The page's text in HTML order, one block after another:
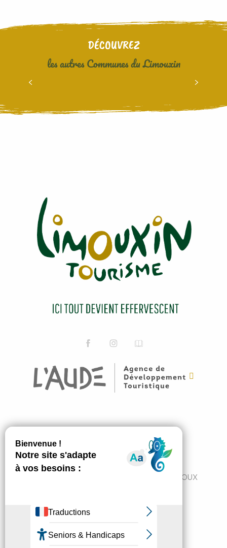
DÉCOUVREZ
les autres Communes du Limouxin
JE M'ABONNE
7 Avenue du Pont de France 11300 LIMOUX